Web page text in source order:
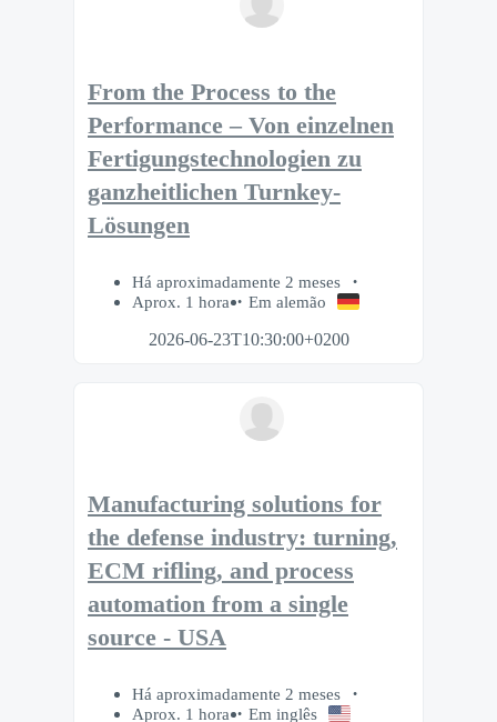
From the Process to the
Performance – Von einzelnen
Fertigungstechnologien zu
ganzheitlichen Turnkey-
Lösungen
Há aproximadamente 2 meses
Aprox. 1 hora
Em alemão
2026-06-23T10:30:00+0200
Manufacturing solutions for
the defense industry: turning,
ECM rifling, and process
automation from a single
source - USA
Há aproximadamente 2 meses
Aprox. 1 hora
Em inglês